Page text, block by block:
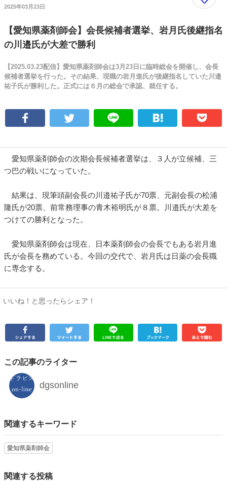
2025年03月23日
【愛知県薬剤師会】会長候補者選挙、岩月氏後継指名
の川邉氏が大差で勝利
【2025.03.23配信】愛知県薬剤師会は3月23日に臨時総会を開催し、会長
候補者選挙を行った。その結果、現職の岩月進氏が後継指名していた川邉
祐子氏が勝利した。正式には６月の総会で承認、就任する。
愛知県薬剤師会の次期会長候補者選挙は、３人が立候補、三
つ巴の戦いになっていた。
結果は、現筆頭副会長の川邉祐子氏が70票、元副会長の松浦
隆氏が20票、前常務理事の青木裕明氏が８票。川邉氏が大差を
つけての勝利となった。
愛知県薬剤師会は現在、日本薬剤師会の会長でもある岩月進
氏が会長を務めている。今回の交代で、岩月氏は日薬の会長職
に専念する。
いいね！と思ったらシェア！
この記事のライター
dgsonline
関連するキーワード
愛知県薬剤師会
関連する投稿